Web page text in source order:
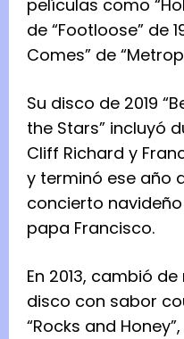
películas como
de “Footloose” de
Comes” de
Su disco de 2019
the Stars” incluyó
Cliff Richard y
y terminó ese año
concierto
papa Francisco.
En 2013, cambió
disco con sabor
“Rocks and